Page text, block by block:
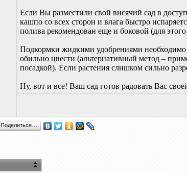
Если Вы разместили свой висячий сад в
кашпо со всех сторон и влага быстро
полива рекомендован еще и боковой (для
Подкормки жидкими удобрениями необходимо
обильно цвести (альтернативный метод –
посадкой). Если растения слишком сильно
Ну, вот и все! Ваш сад готов радовать Вас
Поделиться…